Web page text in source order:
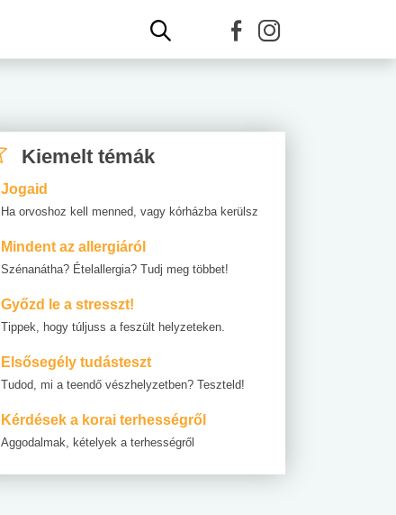
Kiemelt témák
Jogaid
Ha orvoshoz kell menned, vagy kórházba kerülsz
Mindent az allergiáról
Szénanátha? Ételallergia? Tudj meg többet!
Győzd le a stresszt!
Tippek, hogy túljuss a feszült helyzeteken.
Elsősegély tudásteszt
Tudod, mi a teendő vészhelyzetben? Teszteld!
Kérdések a korai terhességről
Aggodalmak, kételyek a terhességről